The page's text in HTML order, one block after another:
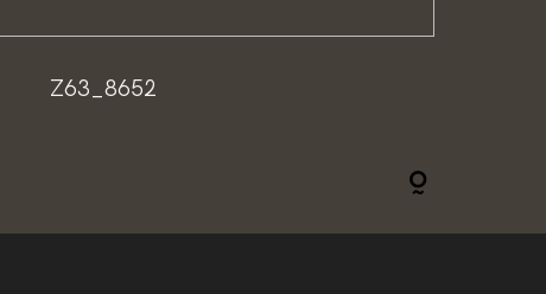
Z63_8652